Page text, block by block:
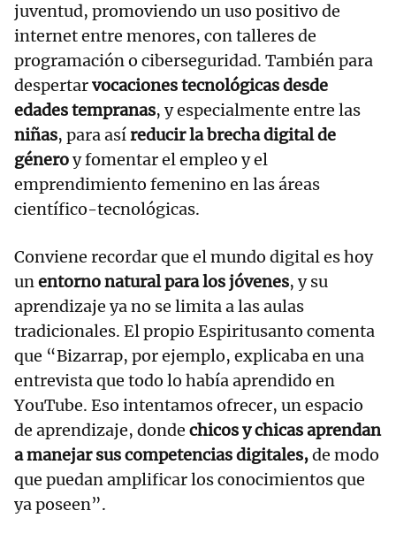
juventud, promoviendo un uso positivo de
internet entre menores, con talleres de
programación o ciberseguridad. También para
despertarvocaciones tecnológicas desde
edades tempranas, y especialmente entre las
niñas, para asíreducir la brecha digital de
géneroy fomentar el empleo y el
emprendimiento femenino en las áreas
científico-tecnológicas.
Conviene recordar que el mundo digital es hoy
unentorno natural para los jóvenes, y su
aprendizaje ya no se limita a las aulas
tradicionales. El propio Espiritusanto comenta
que “Bizarrap, por ejemplo, explicaba en una
entrevista que todo lo había aprendido en
YouTube. Eso intentamos ofrecer, un espacio
de aprendizaje, donde chicos y chicas aprendan
a manejar sus competencias digitales,de modo
que puedan amplificar los conocimientos que
ya poseen”.